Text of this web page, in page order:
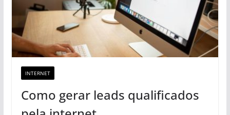
INTERNET
Como gerar leads qualificados